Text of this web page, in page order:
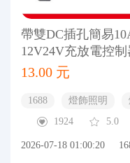
帶雙DC插孔簡易
12V24V充放電控制
13.00 元
1688 燈飾照明
1924
5.0
2026-07-18 01:00:20